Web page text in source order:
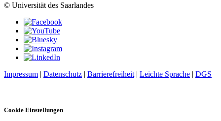
© Universität des Saarlandes
Impressum | Datenschutz | Barrierefreiheit | Leichte Sprache | DGS
Cookie Einstellungen